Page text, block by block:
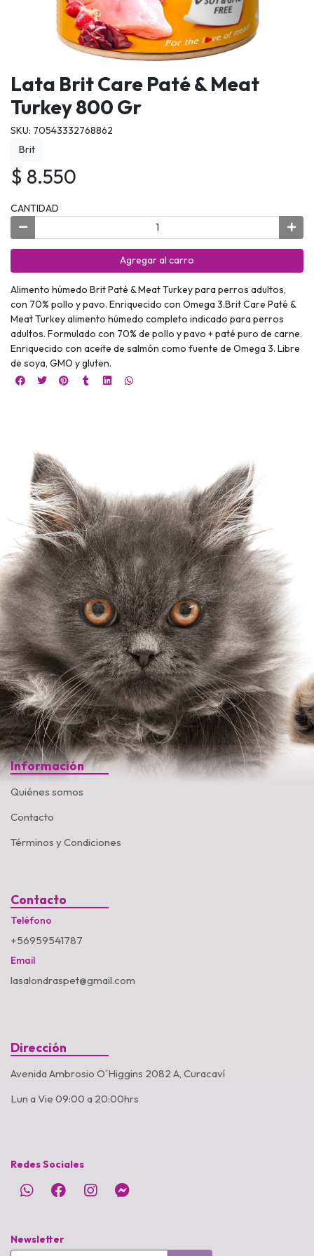
Lata Brit Care Paté & Meat
Turkey 800 Gr
SKU: 70543332768862
Brit
$ 8.550
CANTIDAD
Agregar al carro
Alimento húmedo Brit Paté & Meat Turkey para perros adultos,
con 70% pollo y pavo. Enriquecido con Omega 3.Brit Care Paté &
Meat Turkey alimento húmedo completo indicado para perros
adultos. Formulado con 70% de pollo y pavo + paté puro de carne.
Enriquecido con aceite de salmón como fuente de Omega 3. Libre
de soya, GMO y gluten.
Información
Quiénes somos
Contacto
Términos y Condiciones
Contacto
Teléfono
+56959541787
Email
lasalondraspet@gmail.com
Dirección
Avenida Ambrosio O´Higgins 2082 A, Curacaví
Lun a Vie 09:00 a 20:00hrs
Redes Sociales
Newsletter